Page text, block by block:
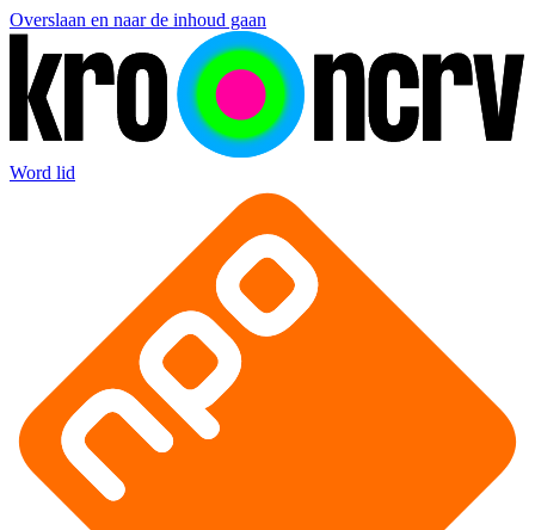
Overslaan en naar de inhoud gaan
Word lid